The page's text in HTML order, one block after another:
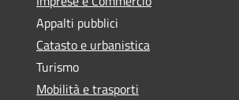
Appalti pubblici
Catasto e urbanistica
Turismo
Mobilità e trasporti